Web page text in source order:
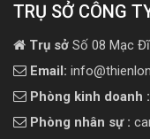
TRỤ SỞ CÔNG
Trụ sở Số 08 Mạc
Email:
Phòng kinh doanh :
Phòng nhân sự :